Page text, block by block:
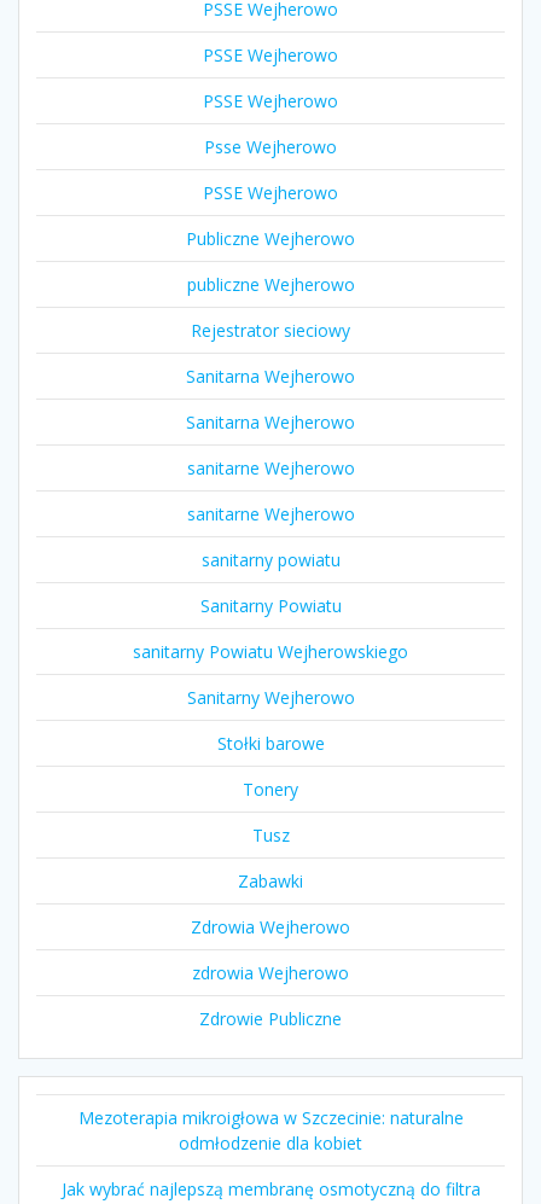
PSSE Wejherowo
PSSE Wejherowo
PSSE Wejherowo
Psse Wejherowo
PSSE Wejherowo
Publiczne Wejherowo
publiczne Wejherowo
Rejestrator sieciowy
Sanitarna Wejherowo
Sanitarna Wejherowo
sanitarne Wejherowo
sanitarne Wejherowo
sanitarny powiatu
Sanitarny Powiatu
sanitarny Powiatu Wejherowskiego
Sanitarny Wejherowo
Stołki barowe
Tonery
Tusz
Zabawki
Zdrowia Wejherowo
zdrowia Wejherowo
Zdrowie Publiczne
Mezoterapia mikroigłowa w Szczecinie: naturalne
odmłodzenie dla kobiet
Jak wybrać najlepszą membranę osmotyczną do filtra